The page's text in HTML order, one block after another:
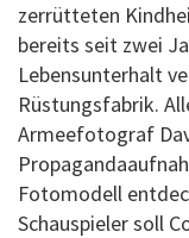
zerrütteten
bereits seit zwei
Lebensunterhalt
Rüstungsfabrik.
Armeefotograf
Fotomodell
Schauspieler soll